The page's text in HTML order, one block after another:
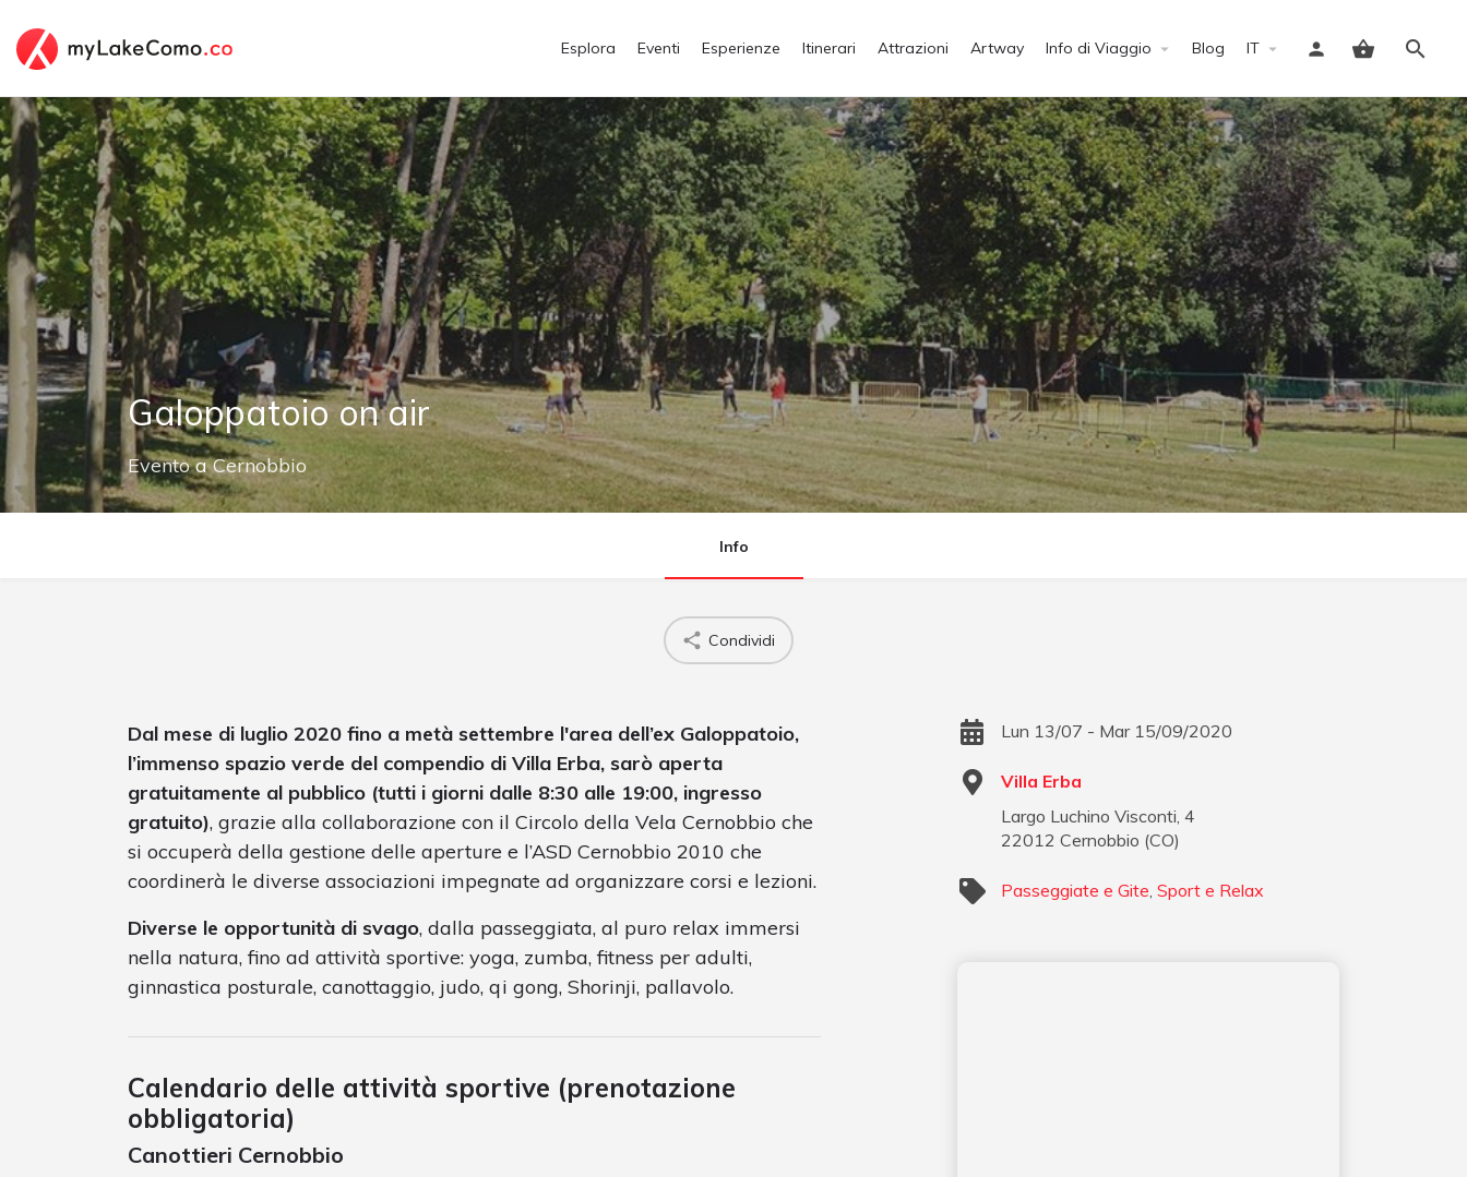
Esplora Eventi Esperienze Itinerari Attrazioni Artway Info di Viaggio Blog IT
Accedi
Galoppatoio on air
EventoaCernobbio
Info
Condividi
Dal mese di luglio 2020 fino a metà settembre l'area dell’ex Galoppatoio,
l’immenso spazio verde del compendio di Villa Erba, sarò aperta
gratuitamente al pubblico (tutti i giorni dalle 8:30 alle 19:00, ingresso
gratuito), grazie alla collaborazione con il Circolo della Vela Cernobbio che
si occuperà della gestione delle aperture e l’ASD Cernobbio 2010 che
coordinerà le diverse associazioni impegnate ad organizzare corsi e lezioni.
Diverse le opportunità di svago, dalla passeggiata, al puro relax immersi
nella natura, fino ad attività sportive: yoga, zumba, fitness per adulti,
ginnastica posturale, canottaggio, judo, qi gong, Shorinji, pallavolo.
Calendario delle attività sportive (prenotazione
obbligatoria)
Canottieri Cernobbio
Lun 13/07 - Mar 15/09/2020
Villa Erba
Largo Luchino Visconti, 4
22012 Cernobbio (CO)
Passeggiate e Gite,Sport e Relax